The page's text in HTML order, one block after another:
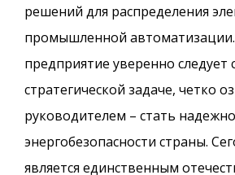
решений для распределения
промышленной автоматизации.
предприятие уверенно следует
стратегической задаче, четко
руководителем – стать
энергобезопасности страны.
является единственным